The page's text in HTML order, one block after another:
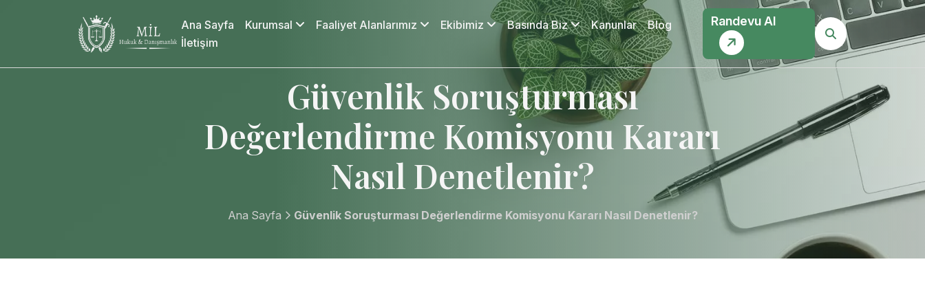
Ana Sayfa Kurumsal Faaliyet Alanlarımız Ekibimiz Basında Biz Kanunlar
Blog
İletişim
Randevu Al
Güvenlik Soruşturması
Değerlendirme Komisyonu Kararı
Nasıl Denetlenir?
Ana Sayfa Güvenlik Soruşturması Değerlendirme Komisyonu Kararı Nasıl Denetlenir?